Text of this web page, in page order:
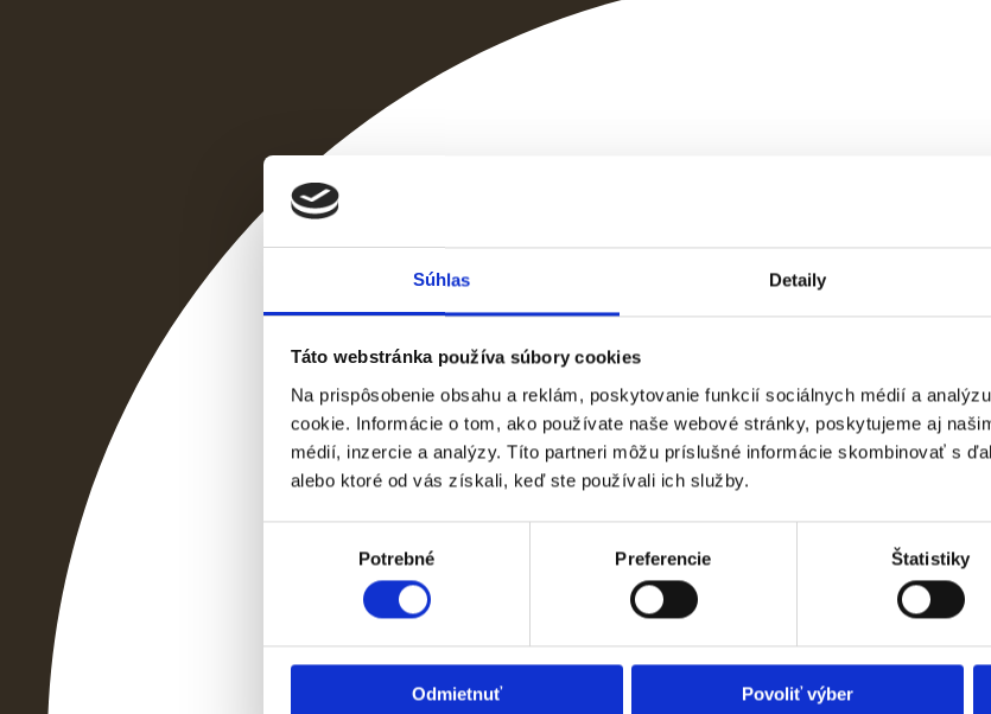
Súhlas Detaily
Táto webstránka používa súbory cookies
Na prispôsobenie obsahu a reklám, poskytovanie funkcií sociálnych médií a
cookie. Informácie o tom, ako používate naše webové stránky, poskytujeme aj
médií, inzercie a analýzy. Títo partneri môžu príslušné informácie skombinovať s
alebo ktoré od vás získali, keď ste používali ich služby.
Potrebné Preferencie Štatistiky
Odmietnuť Povoliť výber